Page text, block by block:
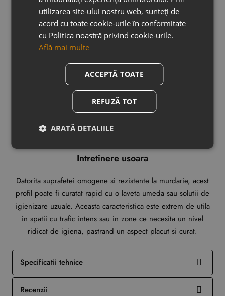
Rezistent la apa (coroziune)
Conceput sa reziste la contactul frecvent cu umezeala, acest
profil se dovedeste un partener de incredere in zonele
expuse, cum ar fi bucataria, baia sau cabina de dus.
Materialul isi pastreaza integritatea pe termen lung, oferind
protectie impotriva apei si mentinand un aspect impecabil in
orice situatie.
Intretinere usoara
Datorita suprafetei omogene si rezistente la murdarie, acest
profil poate fi curatat rapid cu o laveta umeda sau solutii de
igienizare uzuale. Aceasta caracteristica este extrem de utila
in spatii cu trafic intens sau in zone ce necesita un nivel
ridicat de igiena, pastrand un aspect placut si curat.
Specificatii tehnice
Recenzii
utilizarea site-ului nostru web, sunteți de
acord cu toate cookie-urile în conformitate
cu Politica noastră privind cookie-urile.
Află mai multe
ACCEPTĂ TOATE
REFUZĂ TOT
ARATĂ DETALIILE